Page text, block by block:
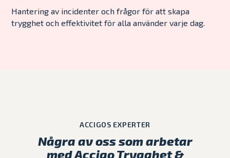
Hantering av incidenter och frågor för att skapa
trygghet och effektivitet för alla använder varje dag.
ACCIGOS EXPERTER
Några av oss som arbetar
med Accigo Trygghet &